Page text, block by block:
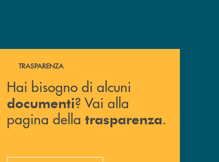
Hai bisogno di alcuni documenti ? Vai alla pagina della
TRASPARENZA
Hai bisogno di alcuni
documenti? Vai alla
pagina della trasparenza.